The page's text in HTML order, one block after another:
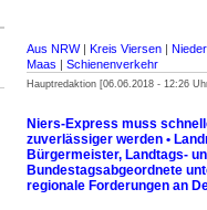
Aus NRW| Kreis Viersen |
Maas | Schienenverkehr
Hauptredaktion [06.06.2018 - 12:26
Niers-Express muss
zuverlässiger werden •
Bürgermeister, Landtags-
Bundestagsabgeordnete
regionale Forderungen an